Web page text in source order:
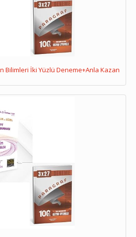
Bilimleri İki Yüzlü Deneme+Anla Kazan